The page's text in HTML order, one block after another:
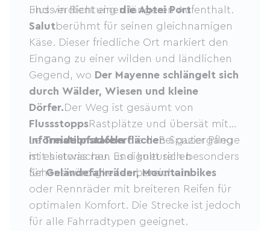
und verdient einen längeren Aufenthalt.
Fluss in Richtungdie Abtei Port
Salutberühmt für seinen gleichnamigen
Käse. Dieser friedliche Ort markiert den
Eingang zu einer wilden und ländlichen
Gegend, wo Der Mayenne schlängelt sich
durch Wälder, Wiesen und kleine
Dörfer.Der Weg ist gesäumt von
FlussstoppsRastplätze und übersät mit
Informationstafelndie den Spaziergang
mit historischen und kulturellen
Sehenswürdigkeiten bereichern.
LeTreidelpfadoberflächeBei guter Pflege
ist es etwas rau. Es eignet sich besonders
fürGeländefahrräder, Mountainbikes
oder Rennräder mit breiteren Reifen für
optimalen Komfort. Die Strecke ist jedoch
für alle Fahrradtypen geeignet.